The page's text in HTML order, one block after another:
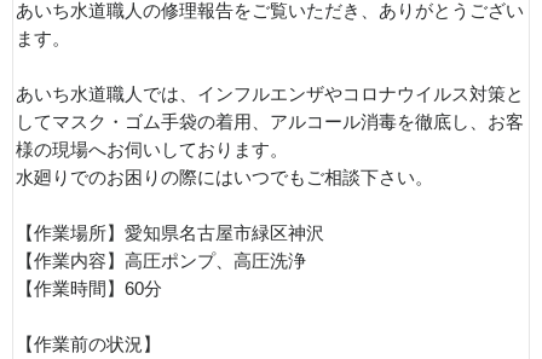
あいち水道職人の修理報告をご覧いただき、ありがとうござい
ます。
あいち水道職人では、インフルエンザやコロナウイルス対策と
してマスク・ゴム手袋の着用、アルコール消毒を徹底し、お客
様の現場へお伺いしております。
水廻りでのお困りの際にはいつでもご相談下さい。
【作業場所】愛知県名古屋市緑区神沢
【作業内容】高圧ポンプ、高圧洗浄
【作業時間】60分
【作業前の状況】